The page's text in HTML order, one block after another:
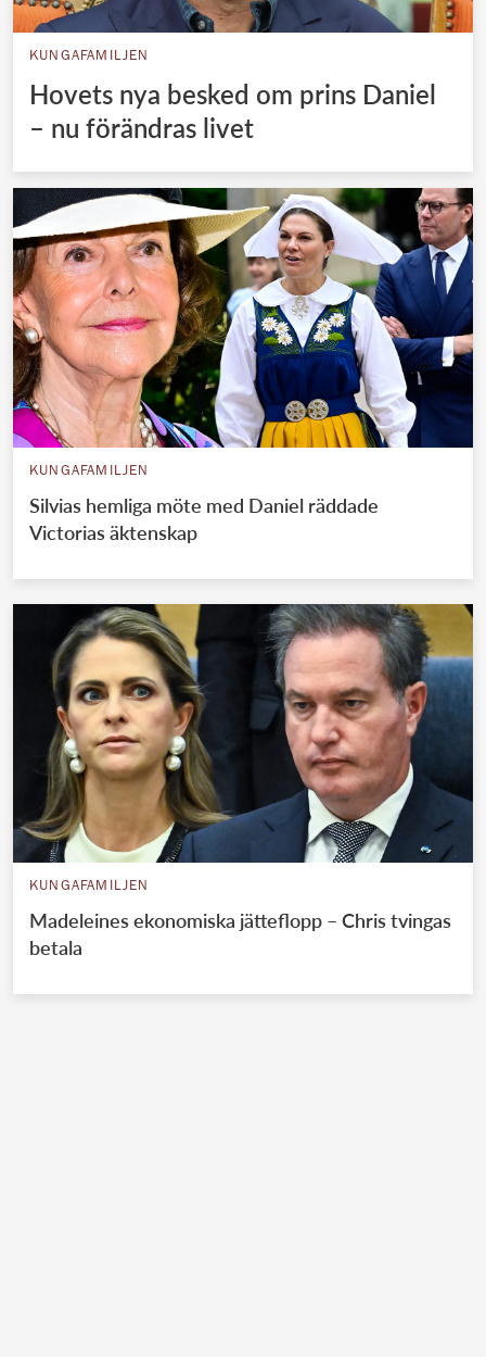
KUNGAFAMILJEN
Hovets nya besked om prins Daniel
– nu förändras livet
KUNGAFAMILJEN
Silvias hemliga möte med Daniel räddade
Victorias äktenskap
KUNGAFAMILJEN
Madeleines ekonomiska jätteflopp – Chris tvingas
betala